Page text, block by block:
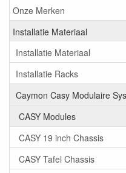
Onze Merken
Installatie Materiaal
Installatie Materiaal
Installatie Racks
Caymon Casy Modulaire
CASY Modules
CASY 19 inch Chassis
CASY Tafel Chassis